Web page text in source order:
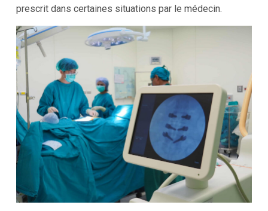
prescrit dans certaines situations par le médecin.